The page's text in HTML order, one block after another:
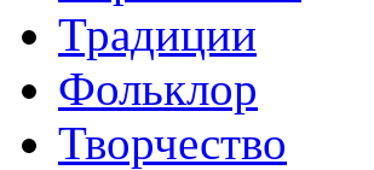
Традиции
Фольклор
Творчество